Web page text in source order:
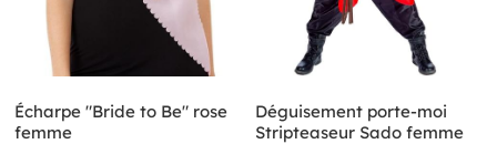
Écharpe "Bride to Be" rose
femme
Déguisement porte-moi
Stripteaseur Sado femme